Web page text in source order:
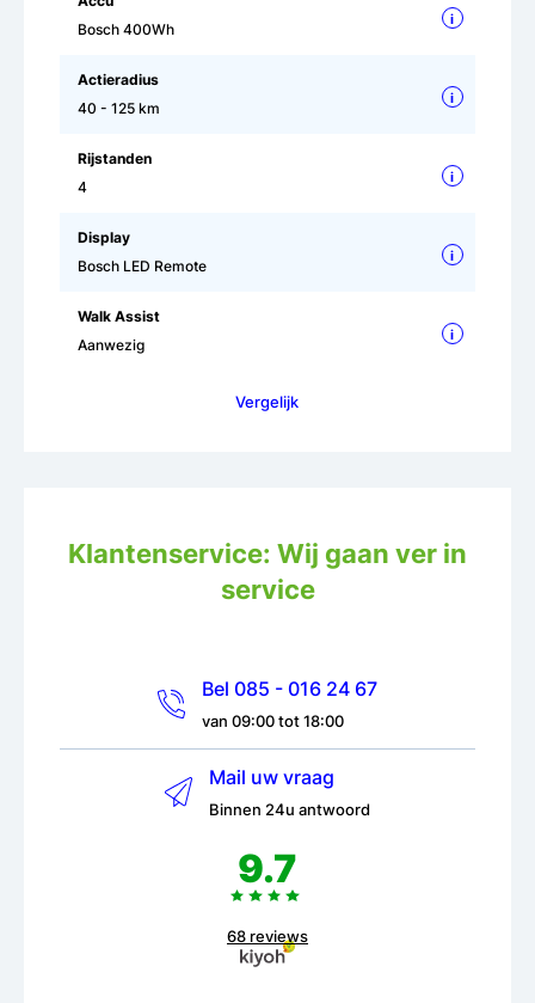
Bosch 400Wh
i
Actieradius
40 - 125 km
i
Rijstanden
4
i
Display
Bosch LED Remote
i
Walk Assist
Aanwezig
i
Vergelijk
Klantenservice: Wij gaan ver in
service
Bel 085 - 016 24 67
van 09:00 tot 18:00
Mail uw vraag
Binnen 24u antwoord
9.7
68 reviews